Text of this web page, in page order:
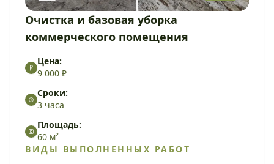
Очистка и базовая уборка
коммерческого помещения
Цена:
9 000 ₽
Сроки:
3 часа
Площадь:
60 м²
ВИДЫ ВЫПОЛНЕННЫХ РАБОТ